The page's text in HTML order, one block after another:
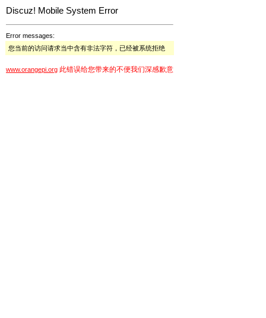
Discuz! Mobile System Error
Error messages:
您当前的访问请求当中含有非法字符，已经被系统拒绝
www.orangepi.org 此错误给您带来的不便我们深感歉意